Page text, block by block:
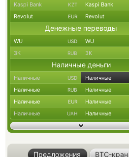
Kaspi Bank KZT Kaspi Bank
Revolut EUR Revolut
Денежные переводы
WU USD WU
ЗК RUB ЗК
Наличные деньги
Наличные USD Наличные
Наличные RUB Наличные
Наличные EUR Наличные
Наличные UAH Наличные
Предложения BTC-кран